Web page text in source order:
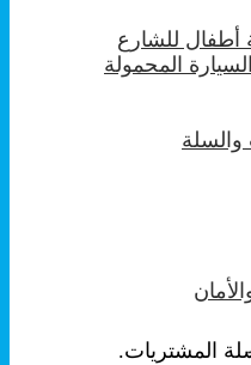
المشتريات.
أطفال للشارع
المحمولة